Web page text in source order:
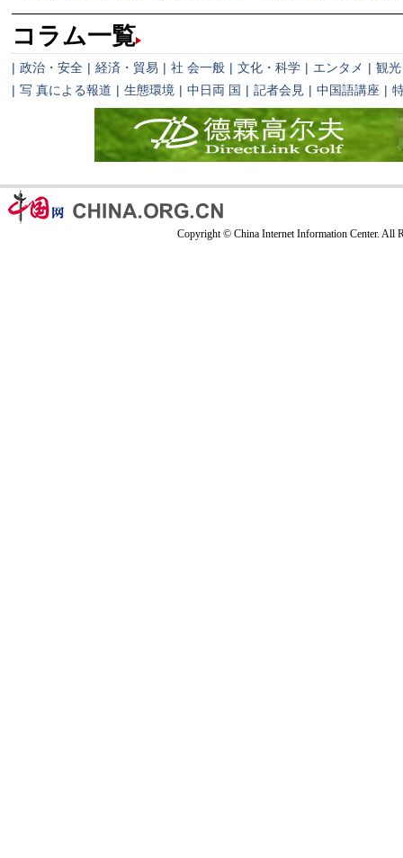
コラム一覧
| 政治・安全 | 経済・貿易 | 社 会一般 | 文化・科学 | エンタメ | 観光
| 写 真による報道 | 生態環境 | 中日両 国 | 記者会見 | 中国語講座 |